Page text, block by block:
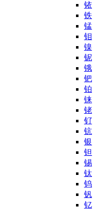
铱
铁
锰
钼
镍
铌
锇
钯
铂
铼
铑
钌
钪
银
钽
锡
钛
钨
钒
钇